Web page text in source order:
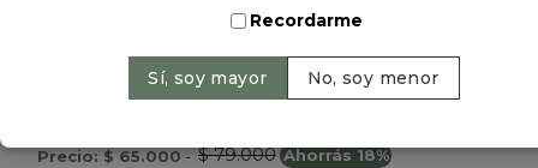
Dejá tu opinión
AJUAR DE 6 PIEZAS NENE
Precio: $ 65.000-$ 79.000 Ahorrás 18%
Recordarme